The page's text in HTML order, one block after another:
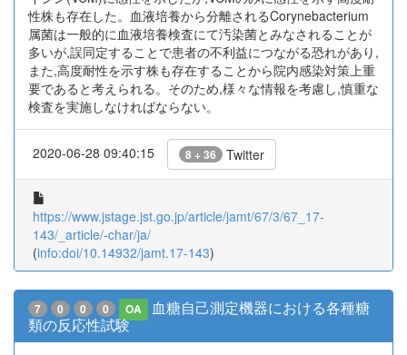
性株も存在した。血液培養から分離されるCorynebacterium
属菌は一般的に血液培養検査にて汚染菌とみなされることが
多いが,誤同定することで患者の不利益につながる恐れがあり,
また,高度耐性を示す株も存在することから院内感染対策上重
要であると考えられる。そのため,様々な情報を考慮し,慎重な
検査を実施しなければならない。
2020-06-28 09:40:15 8 + 36 Twitter
https://www.jstage.jst.go.jp/article/jamt/67/3/67_17-
143/_article/-char/ja/
(info:doi/10.14932/jamt.17-143)
7 0 0 0 OA
血糖自己測定機器における各種糖
類の反応性試験